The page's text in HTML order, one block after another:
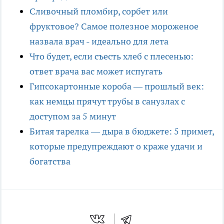
Сливочный пломбир, сорбет или
фруктовое? Самое полезное мороженое
назвала врач - идеально для лета
Что будет, если съесть хлеб с плесенью:
ответ врача вас может испугать
Гипсокартонные короба — прошлый век:
как немцы прячут трубы в санузлах с
доступом за 5 минут
Битая тарелка — дыра в бюджете: 5 примет,
которые предупреждают о краже удачи и
богатства